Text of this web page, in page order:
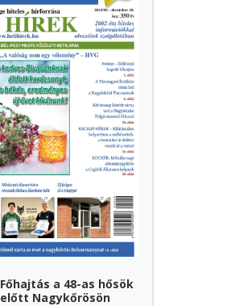
Főhajtás a 48-as hősök
előtt Nagykőrösön